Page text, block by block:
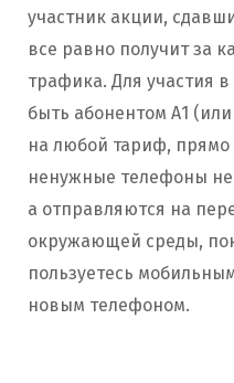
участник акции,
все равно получит за
трафика. Для участия
быть абонентом А1
на любой тариф, прямо
ненужные телефоны не
а отправляются на
окружающей среды,
пользуетесь
новым телефоном.